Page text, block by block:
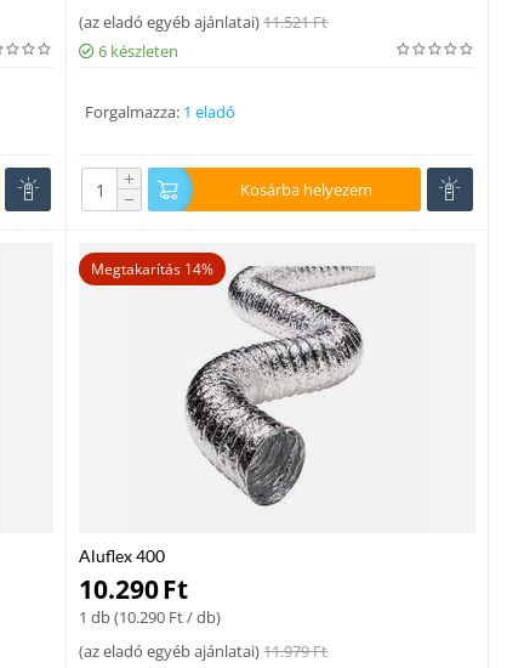
(az eladó egyéb ajánlatai)11.521Ft
6 készleten
Forgalmazza: 1 eladó
+
− Kosárba helyezem
Megtakarítás 14%
Aluflex 400
10.290Ft
1 db (10.290 Ft/ db)
(az eladó egyéb ajánlatai)11.979Ft